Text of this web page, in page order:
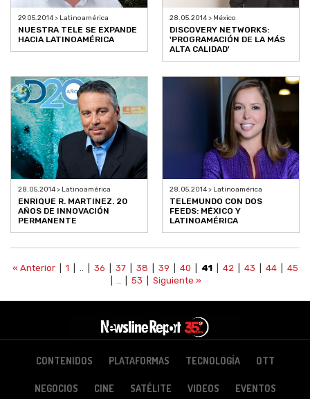
29.05.2014 > Latinoamérica
NUESTRA TELE SE EXPANDE
HACIA LATINOAMÉRICA
28.05.2014 > México
DISCOVERY NETWORKS:
'PROGRAMACIÓN DE LA MÁS
ALTA CALIDAD'
28.05.2014 > Latinoamérica
ENRIQUE R. MARTINEZ. 20
AÑOS DE INNOVACIÓN
PERMANENTE
28.05.2014 > Latinoamérica
TELEMUNDO CON DOS
FEEDS: MÉXICO Y
LATINOAMÉRICA
« Anterior| 1 36 37| 38 39 40 41| 42 43 44| 45
53 Siguiente »
CONTENIDOS PLATAFORMAS TECNOLOGÍA OTT
NEGOCIOS CINE SATÉLITE VIDEOS EVENTOS